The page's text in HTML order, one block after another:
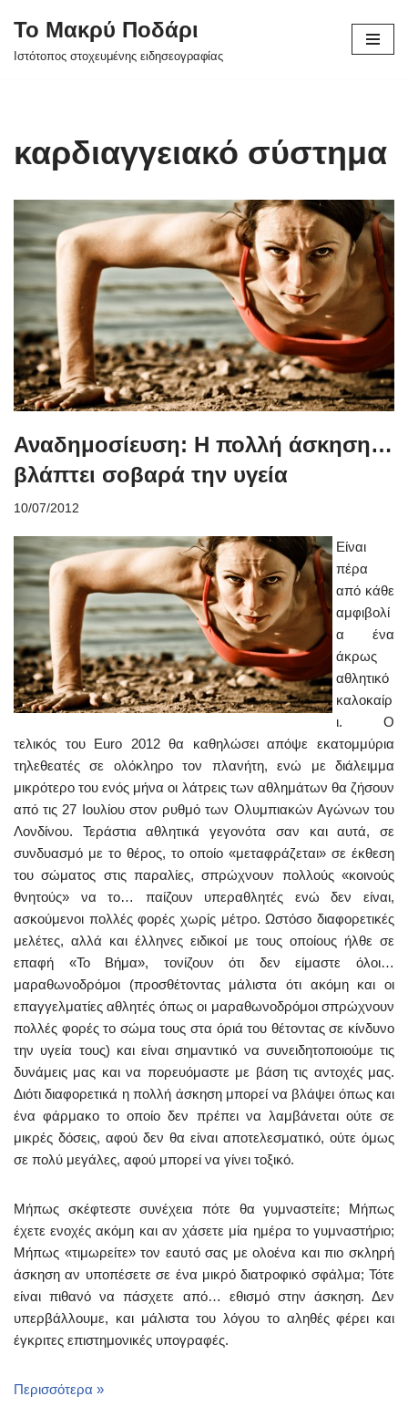
Μεταπηδήστε
Το Μακρύ Ποδάρι
Ιστότοπος στοχευμένης ειδησεογραφίας
καρδιαγγειακό σύστημα
Αναδημοσίευση: Η πολλή άσκηση…
βλάπτει σοβαρά την υγεία
10/07/2012
Είναι
πέρα
από κάθε
αμφιβολί
α ένα
άκρως
αθλητικό
καλοκαίρ
ι. Ο
τελικός του Euro 2012 θα καθηλώσει απόψε εκατομμύρια
τηλεθεατές σε ολόκληρο τον πλανήτη, ενώ με διάλειμμα
μικρότερο του ενός μήνα οι λάτρεις των αθλημάτων θα ζήσουν
από τις 27 Ιουλίου στον ρυθμό των Ολυμπιακών Αγώνων του
Λονδίνου. Τεράστια αθλητικά γεγονότα σαν και αυτά, σε
συνδυασμό με το θέρος, το οποίο «μεταφράζεται» σε έκθεση
του σώματος στις παραλίες, σπρώχνουν πολλούς «κοινούς
θνητούς» να το… παίζουν υπεραθλητές ενώ δεν είναι,
ασκούμενοι πολλές φορές χωρίς μέτρο. Ωστόσο διαφορετικές
μελέτες, αλλά και έλληνες ειδικοί με τους οποίους ήλθε σε
επαφή «Το Βήμα», τονίζουν ότι δεν είμαστε όλοι…
μαραθωνοδρόμοι (προσθέτοντας μάλιστα ότι ακόμη και οι
επαγγελματίες αθλητές όπως οι μαραθωνοδρόμοι σπρώχνουν
πολλές φορές το σώμα τους στα όριά του θέτοντας σε κίνδυνο
την υγεία τους) και είναι σημαντικό να συνειδητοποιούμε τις
δυνάμεις μας και να πορευόμαστε με βάση τις αντοχές μας.
Διότι διαφορετικά η πολλή άσκηση μπορεί να βλάψει όπως και
ένα φάρμακο το οποίο δεν πρέπει να λαμβάνεται ούτε σε
μικρές δόσεις, αφού δεν θα είναι αποτελεσματικό, ούτε όμως
σε πολύ μεγάλες, αφού μπορεί να γίνει τοξικό.
Μήπως σκέφτεστε συνέχεια πότε θα γυμναστείτε; Μήπως
έχετε ενοχές ακόμη και αν χάσετε μία ημέρα το γυμναστήριο;
Μήπως «τιμωρείτε» τον εαυτό σας με ολοένα και πιο σκληρή
άσκηση αν υποπέσετε σε ένα μικρό διατροφικό σφάλμα; Τότε
είναι πιθανό να πάσχετε από… εθισμό στην άσκηση. Δεν
υπερβάλλουμε, και μάλιστα του λόγου το αληθές φέρει και
έγκριτες επιστημονικές υπογραφές.
Περισσότερα »